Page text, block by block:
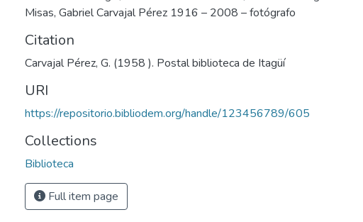
Misas, Gabriel Carvajal Pérez 1916 – 2008 – fotógrafo
Citation
Carvajal Pérez, G. (1958 ). Postal biblioteca de Itagüí
URI
https://repositorio.bibliodem.org/handle/123456789/605
Collections
Biblioteca
Full item page